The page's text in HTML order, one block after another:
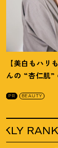
【美白もハリ
んの “杏仁肌”
PR BEAUTY